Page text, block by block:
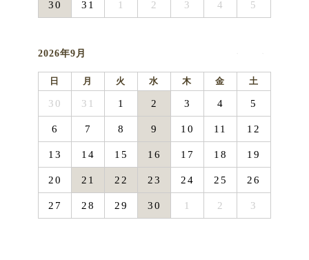
30 31 1 2 3 4 5
2026年9月
日 月 火 水 木 金 土
30 31 1 2 3 4 5
6 7 8 9 10 11 12
13 14 15 16 17 18 19
20 21 22 23 24 25 26
27 28 29 30 1 2 3